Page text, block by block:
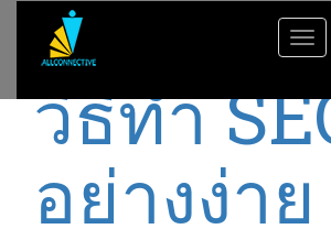
วิธีทำ
อย่างง่า